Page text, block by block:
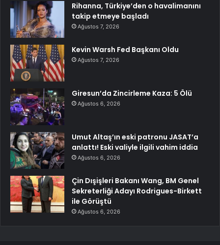
Rihanna, Türkiye’den o havalimanını
takip etmeye başladı
Ağustos 7, 2026
Kevin Warsh Fed Başkanı Oldu
Ağustos 7, 2026
Giresun’da Zincirleme Kaza: 5 Ölü
Ağustos 6, 2026
Umut Altaş’ın eski patronu JASAT’a
anlattı! Eski valiyle ilgili vahim iddia
Ağustos 6, 2026
Çin Dışişleri Bakanı Wang, BM Genel
Sekreterliği Adayı Rodrigues-Birkett
ile Görüştü
Ağustos 6, 2026